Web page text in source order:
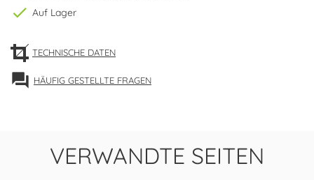
check Auf Lager
TECHNISCHE DATEN
forum HÄUFIG GESTELLTE FRAGEN
VERWANDTE SEITEN